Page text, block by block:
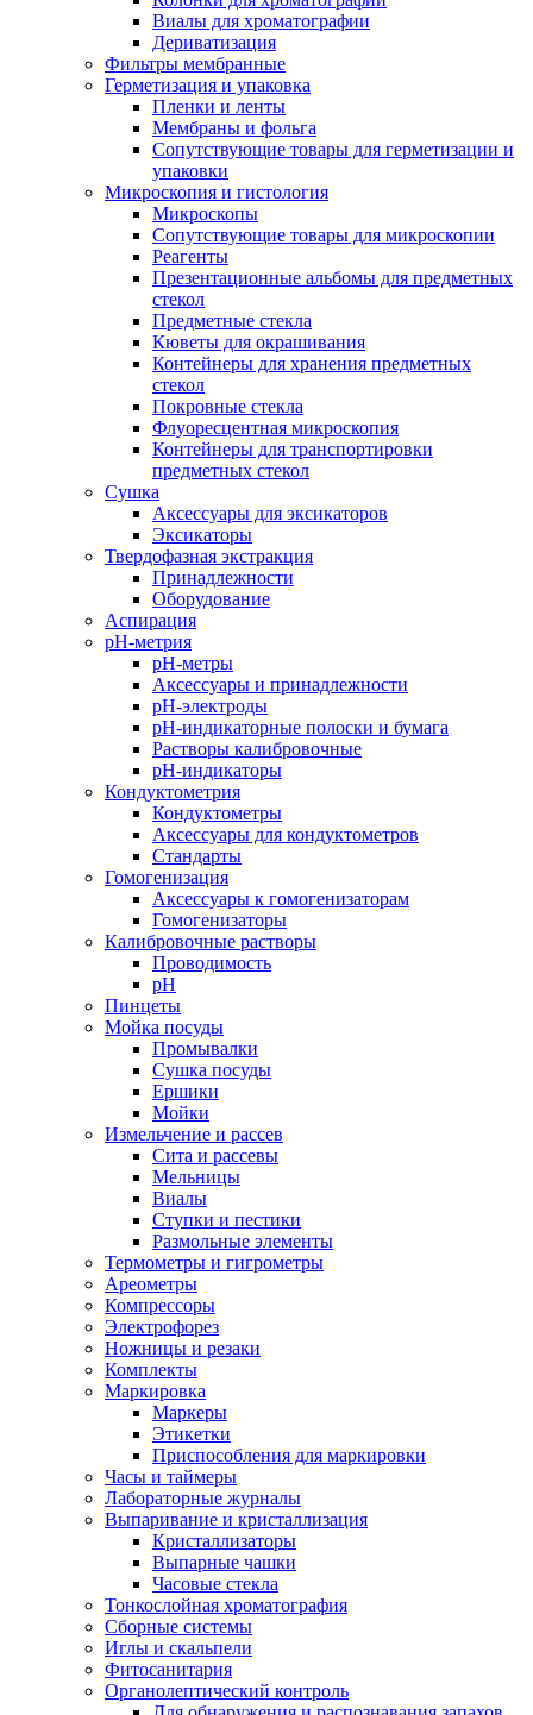
Виалы для хроматографии
Дериватизация
Фильтры мембранные
Герметизация и упаковка
Пленки и ленты
Мембраны и фольга
Сопутствующие товары для герметизации и
упаковки
Микроскопия и гистология
Микроскопы
Сопутствующие товары для микроскопии
Реагенты
Презентационные альбомы для предметных
стекол
Предметные стекла
Кюветы для окрашивания
Контейнеры для хранения предметных
стекол
Покровные стекла
Флуоресцентная микроскопия
Контейнеры для транспортировки
предметных стекол
Сушка
Аксессуары для эксикаторов
Эксикаторы
Твердофазная экстракция
Принадлежности
Оборудование
Аспирация
pH-метрия
pH-метры
Аксессуары и принадлежности
pH-электроды
pH-индикаторные полоски и бумага
Растворы калибровочные
pH-индикаторы
Кондуктометрия
Кондуктометры
Аксессуары для кондуктометров
Стандарты
Гомогенизация
Аксессуары к гомогенизаторам
Гомогенизаторы
Калибровочные растворы
Проводимость
pH
Пинцеты
Мойка посуды
Промывалки
Сушка посуды
Ершики
Мойки
Измельчение и рассев
Сита и рассевы
Мельницы
Виалы
Ступки и пестики
Размольные элементы
Термометры и гигрометры
Ареометры
Компрессоры
Электрофорез
Ножницы и резаки
Комплекты
Маркировка
Маркеры
Этикетки
Приспособления для маркировки
Часы и таймеры
Лабораторные журналы
Выпаривание и кристаллизация
Кристаллизаторы
Выпарные чашки
Часовые стекла
Тонкослойная хроматография
Сборные системы
Иглы и скальпели
Фитосанитария
Органолептический контроль